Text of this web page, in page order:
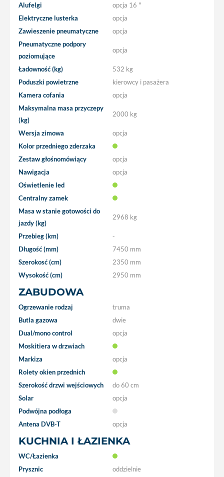
Alufelgi
opcja 16 ''
Elektryczne lusterka
opcja
Zawieszenie pneumatyczne
opcja
Pneumatyczne podpory
poziomujące
opcja
Ładowność (kg)
532 kg
Poduszki powietrzne
kierowcy i pasażera
Kamera cofania
opcja
Maksymalna masa przyczepy
(kg)
2000 kg
Wersja zimowa
opcja
Kolor przedniego zderzaka
Zestaw głośnomówiący
opcja
Nawigacja
opcja
Oświetlenie led
Centralny zamek
Masa w stanie gotowości do
jazdy (kg)
2968 kg
Przebieg (km)
-
Długość (mm)
7450 mm
Szerokosć (cm)
2350 mm
Wysokość (cm)
2950 mm
ZABUDOWA
Ogrzewanie rodzaj
truma
Butla gazowa
dwie
Dual/mono control
opcja
Moskitiera w drzwiach
Markiza
opcja
Rolety okien przednich
Szerokość drzwi wejściowych
do 60 cm
Solar
opcja
Podwójna podłoga
Antena DVB-T
opcja
KUCHNIA I ŁAZIENKA
WC/Łazienka
Prysznic
oddzielnie